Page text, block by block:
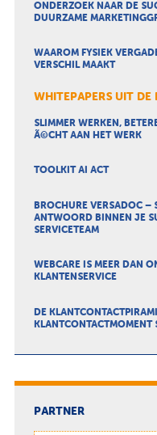
ONDERZOEK NAAR DE
DUURZAME
WAAROM FYSIEK
VERSCHIL MAAKT
WHITEPAPERS UIT DE
SLIMMER WERKEN,
Ã©CHT AAN HET WERK
TOOLKIT AI ACT
BROCHURE VERSADOC –
ANTWOORD BINNEN JE
SERVICETEAM
WEBCARE IS MEER DAN
KLANTENSERVICE
DE
KLANTCONTACTMOMENT
PARTNER